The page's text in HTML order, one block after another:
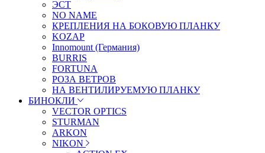
ЭСТ
NO NAME
КРЕПЛЕНИЯ НА БОКОВУЮ ПЛАНКУ
KOZAP
Innomount (Германия)
BURRIS
FORTUNA
РОЗА ВЕТРОВ
НА ВЕНТИЛИРУЕМУЮ ПЛАНКУ
БИНОКЛИ
VECTOR OPTICS
STURMAN
ARKON
NIKON